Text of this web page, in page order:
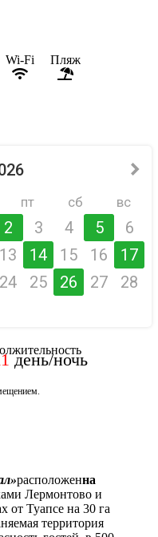
Wi-Fi Пляж
пт сб вс
2 3 4 5
6
13 14 15 16
17
24 25 26 27
28
день/ночь
расположенна
Лермонтово и
от Туапсе на 30 га
территория